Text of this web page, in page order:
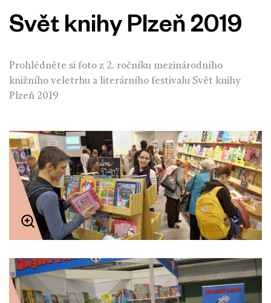
Svět knihy Plzeň 2019
Prohlédněte si foto z 2. ročníku mezinárodního
knižního veletrhu a literárního festivalu Svět knihy
Plzeň 2019